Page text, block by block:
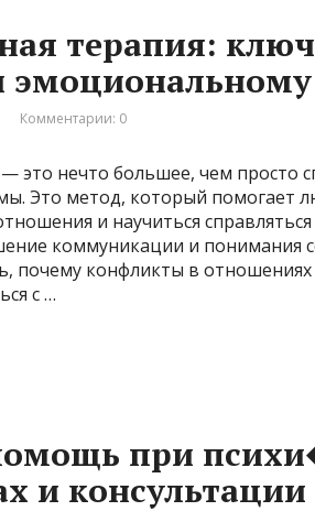
терапия:
Комментарии: 0
это нечто большее, чем просто
Это метод, который помогает
и научиться
коммуникации и понимания
почему конфликты в
с …
при
и